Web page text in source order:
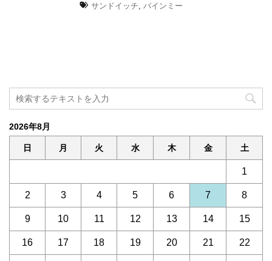
サンドイッチ
バインミー
2026年8月
日 月 火 水 木 金 土
1
2 3 4 5 6 7 8
9 10 11 12 13 14 15
16 17 18 19 20 21 22